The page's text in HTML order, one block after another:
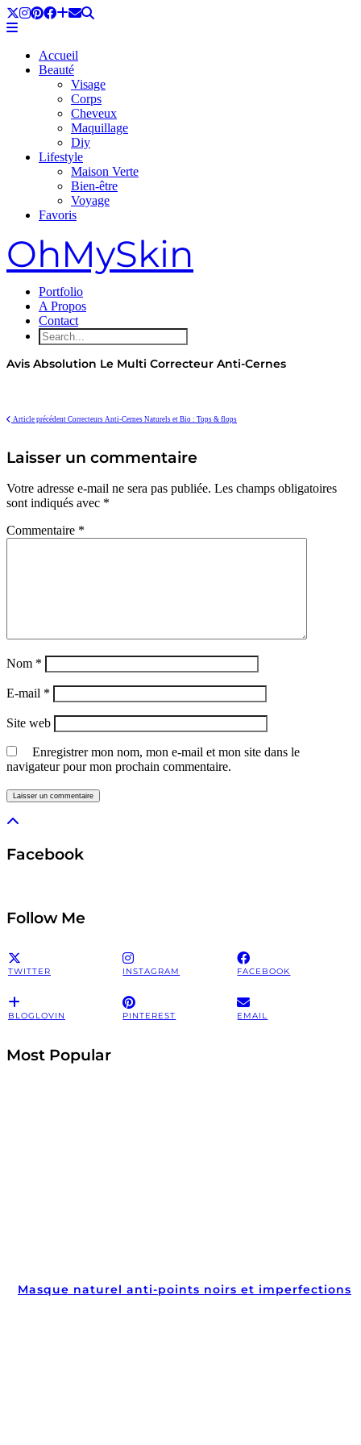
Accueil
Beauté
Visage
Corps
Cheveux
Maquillage
Diy
Lifestyle
Maison Verte
Bien-être
Voyage
Favoris
OhMySkin
Portfolio
A Propos
Contact
Avis Absolution Le Multi Correcteur Anti-Cernes
Article précédent Correcteurs Anti-Cernes Naturels et Bio : Tops & flops
Laisser un commentaire
Votre adresse e-mail ne sera pas publiée. Les champs obligatoires
sont indiqués avec *
Commentaire *
Nom *
E-mail *
Site web
Enregistrer mon nom, mon e-mail et mon site dans le
navigateur pour mon prochain commentaire.
Facebook
Follow Me
TWITTER INSTAGRAM FACEBOOK
BLOGLOVIN PINTEREST EMAIL
Most Popular
Masque naturel anti-points noirs et imperfections